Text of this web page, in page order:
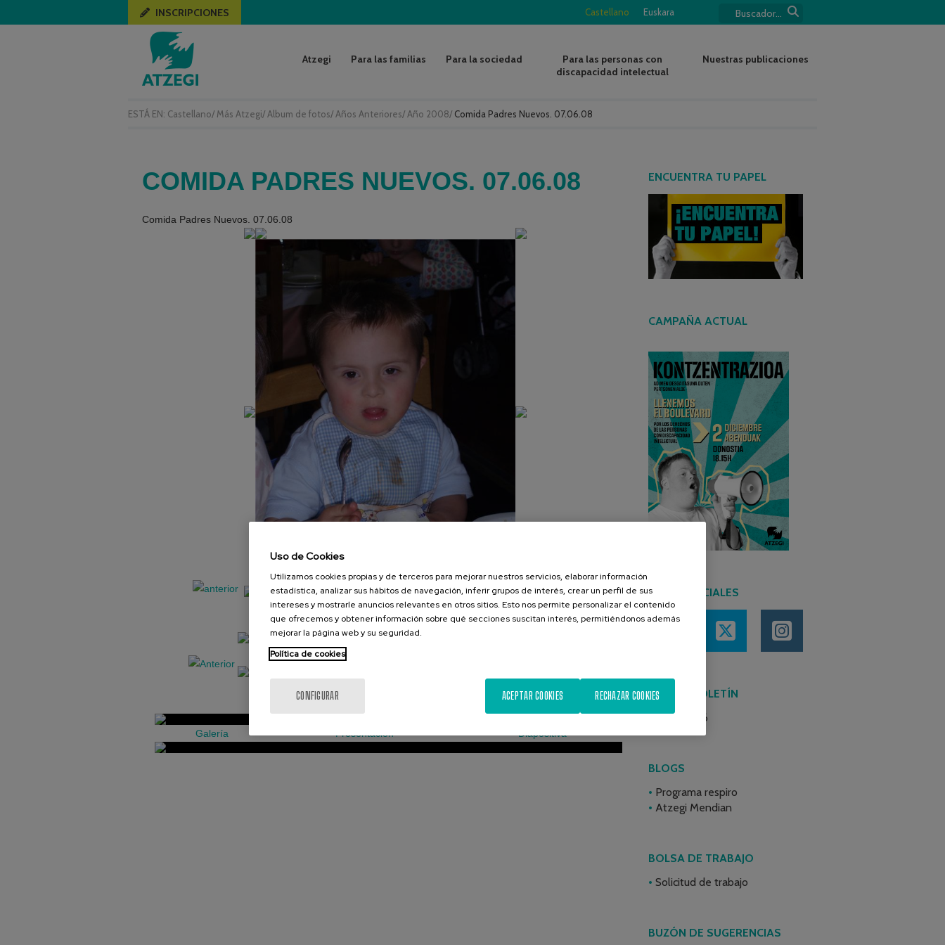
ESTÁ EN: Castellano/ Más Atzegi/ Album de fotos/ Años Anteriores/ Año 2008/ Comida Padres Nuevos. 07.06.08
Castellano Euskara
INSCRIPCIONES
Atzegi Para las familias Para la sociedad
Para las personas con
discapacidad intelectual
Nuestras publicaciones
COMIDA PADRES NUEVOS. 07.06.08
Comida Padres Nuevos. 07.06.08
comida padres nuevos (12)
Galería Presentación Diapositiva
ENCUENTRA TU PAPEL
CAMPAÑA ACTUAL
REDES SOCIALES
ÚLTIMO BOLETÍN
Junio 2026
BLOGS
Programa respiro
Atzegi Mendian
BOLSA DE TRABAJO
Solicitud de trabajo
BUZÓN DE SUGERENCIAS
Uso de Cookies
Utilizamos cookies propias y de terceros para mejorar nuestros servicios, elaborar información
estadística, analizar sus hábitos de navegación, inferir grupos de interés, crear un perfil de sus
intereses y mostrarle anuncios relevantes en otros sitios. Esto nos permite personalizar el contenido
que ofrecemos y obtener información sobre qué secciones suscitan interés, permitiéndonos además
mejorar la página web y su seguridad.
Política de cookies
CONFIGURAR RECHAZAR COOKIES
ACEPTAR COOKIES